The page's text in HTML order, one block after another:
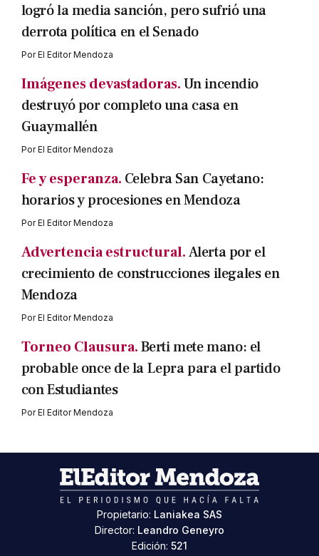
logró la media sanción, pero sufrió una
derrota política en el Senado
PorEl Editor Mendoza
Imágenes devastadoras.Un incendio
destruyó por completo una casa en
Guaymallén
PorEl Editor Mendoza
Fe y esperanza. Celebra San Cayetano:
horarios y procesiones en Mendoza
PorEl Editor Mendoza
Advertencia estructural.Alerta por el
crecimiento de construcciones ilegales en
Mendoza
PorEl Editor Mendoza
Torneo Clausura.Berti mete mano: el
probable once de la Lepra para el partido
con Estudiantes
PorEl Editor Mendoza
Propietario: Laniakea SAS
Director: Leandro Geneyro
Edición: 521